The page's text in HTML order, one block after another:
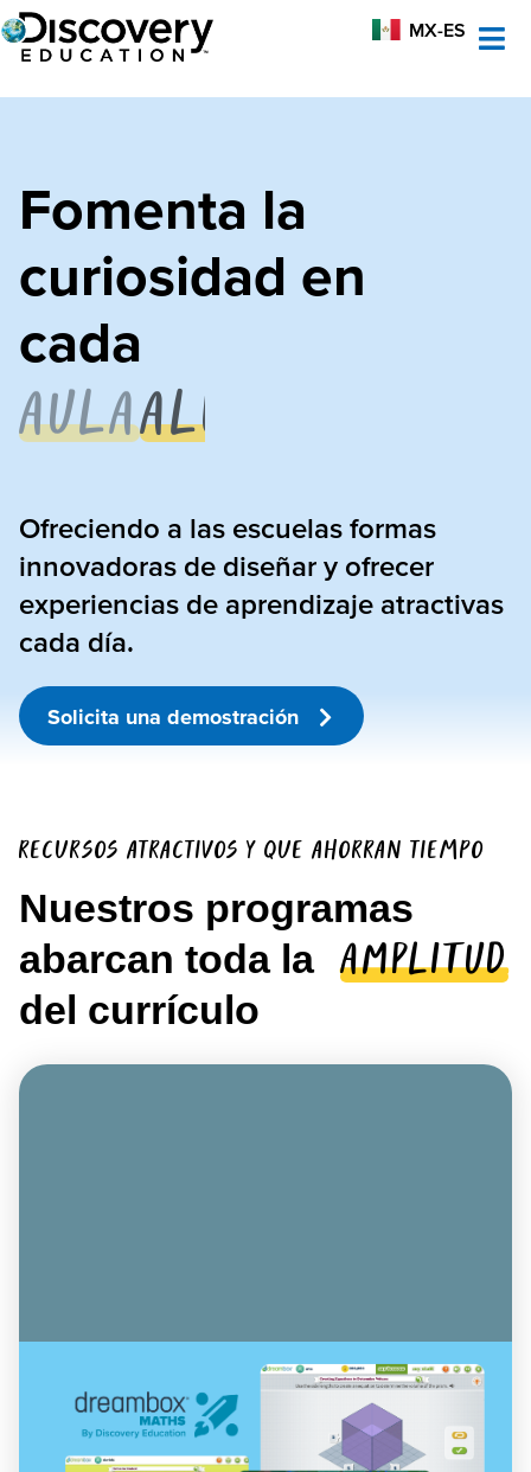
MX-ES
AU
Fomenta la
curiosidad en
cada
aula
Ofreciendo a las escuelas formas
innovadoras de diseñar y ofrecer
experiencias de aprendizaje atractivas
cada día.
Solicita una demostración
RECURSOS ATRACTIVOS Y QUE AHORRAN TIEMPO
Nuestros programas
abarcan toda la
amplitud
del currículo